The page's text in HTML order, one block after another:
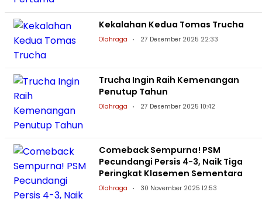
Kekalahan Kedua Tomas Trucha
Olahraga 27 Desember 2025 22:33
Trucha Ingin Raih Kemenangan
Penutup Tahun
Olahraga 27 Desember 2025 10:42
Comeback Sempurna! PSM
Pecundangi Persis 4-3, Naik Tiga
Peringkat Klasemen Sementara
Olahraga 30 November 2025 12:53